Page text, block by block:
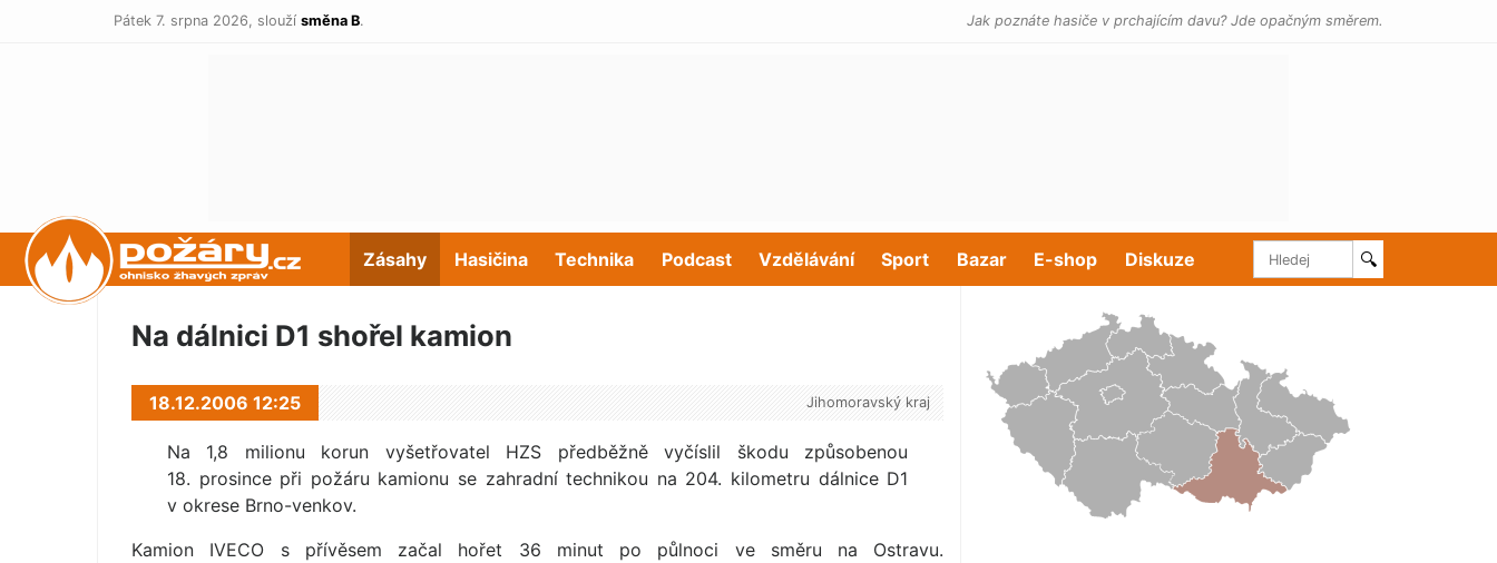
Pátek 7. srpna 2026, slouží směna B. Jak poznáte hasiče v prchajícím davu? Jde opačným směrem.
POŽÁRY.cz Zásahy Hasičina Technika Podcast Vzdělávání Sport Bazar E-shop Diskuze 🔍
Na dálnici D1 shořel kamion
18.12.2006 12:25 Jihomoravský kraj
Na 1,8 milionu korun vyšetřovatel HZS předběžně vyčíslil škodu způsobenou
18. prosince při požáru kamionu se zahradní technikou na 204. kilometru dálnice D1
v okrese Brno-venkov.
Kamion IVECO s přívěsem začal hořet 36 minut po půlnoci ve směru na Ostravu.